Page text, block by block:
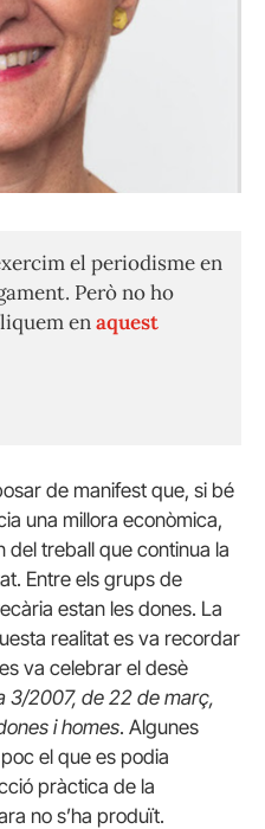
el periodisme en
Però no ho
enaquest
de manifest que, si bé
una millora econòmica,
del treball que continua la
Entre els grups de
estan les dones. La
realitat es va recordar
va celebrar el desè
3/2007, de 22 de març,
i homes. Algunes
el que es podia
pràctica de la
no s’ha produït.